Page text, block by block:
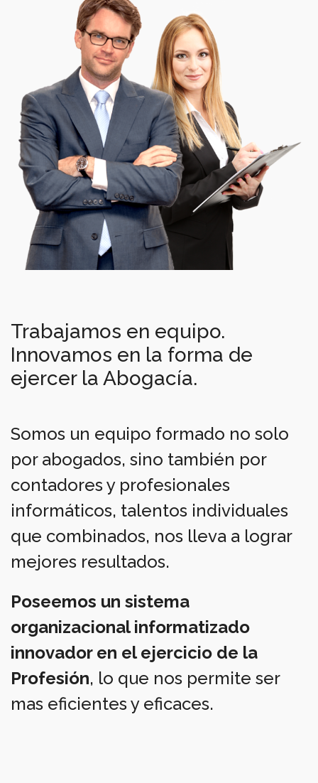
Trabajamos en equipo.
Innovamos en la forma de
ejercer la Abogacía.
Somos un equipo formado no solo
por abogados, sino también por
contadores y profesionales
informáticos, talentos individuales
que combinados, nos lleva a lograr
mejores resultados.
Poseemos un sistema
organizacional informatizado
innovador en el ejercicio de la
Profesión, lo que nos permite ser
mas eficientes y eficaces.